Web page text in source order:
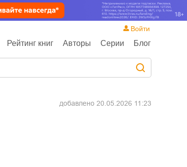
Рейтинг книг Авторы Серии Блог
Войти
добавлено 20.05.2026 11:23